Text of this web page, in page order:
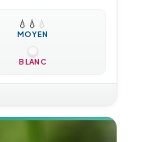
💧 💧 💧
MOYEN
BLANC